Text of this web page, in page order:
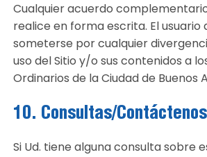
Cualquier acuerdo
realice en forma escrita. El usuario
someterse por cualquier
uso del Sitio y/o sus contenidos a
Ordinarios de la Ciudad de Buenos
10. Consultas/Contáctenos
Si Ud. tiene alguna consulta sobre